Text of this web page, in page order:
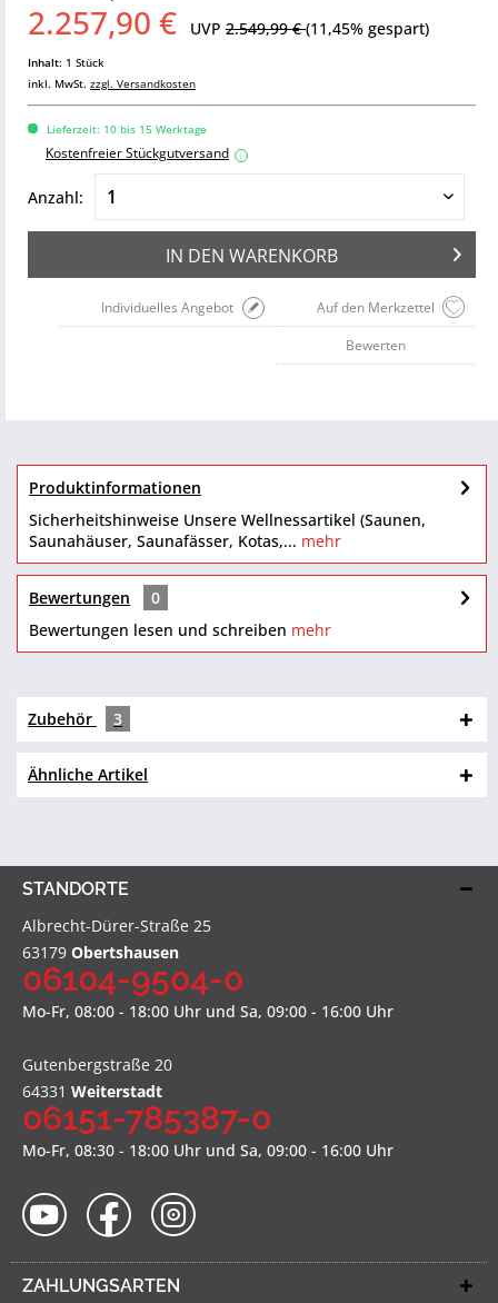
2.257,90 € UVP 2.549,99 €(11,45% gespart)
Inhalt: 1 Stück
inkl. MwSt. zzgl. Versandkosten
Lieferzeit: 10 bis 15 Werktage
Kostenfreier Stückgutversand i
Anzahl:
IN DEN WARENKORB
Auf den Merkzettel
Individuelles Angebot
Bewerten
Produktinformationen
Sicherheitshinweise Unsere Wellnessartikel (Saunen,
Saunahäuser, Saunafässer, Kotas,... mehr
Bewertungen
0
Bewertungen lesen und schreiben mehr
Zubehör 3
Ähnliche Artikel
STANDORTE
Albrecht-Dürer-Straße 25
63179 Obertshausen
06104-9504-0
Mo-Fr, 08:00 - 18:00 Uhr und Sa, 09:00 - 16:00 Uhr
Gutenbergstraße 20
64331 Weiterstadt
06151-785387-0
Mo-Fr, 08:30 - 18:00 Uhr und Sa, 09:00 - 16:00 Uhr
ZAHLUNGSARTEN